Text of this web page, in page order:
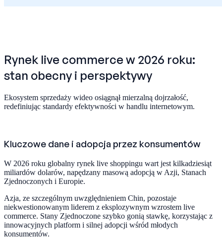
Rynek live commerce w 2026 roku:
stan obecny i perspektywy
Ekosystem sprzedaży wideo osiągnął mierzalną dojrzałość,
redefiniując standardy efektywności w handlu internetowym.
Kluczowe dane i adopcja przez konsumentów
W 2026 roku globalny rynek live shoppingu wart jest kilkadziesiąt
miliardów dolarów, napędzany masową adopcją w Azji, Stanach
Zjednoczonych i Europie.
Azja, ze szczególnym uwzględnieniem Chin, pozostaje
niekwestionowanym liderem z eksplozywnym wzrostem live
commerce. Stany Zjednoczone szybko gonią stawkę, korzystając z
innowacyjnych platform i silnej adopcji wśród młodych
konsumentów.